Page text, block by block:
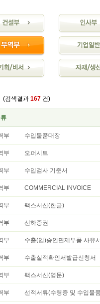
(검색결과 167 건)
부 수입물품대장
부 오퍼시트
부 수입검사 기준서
부 COMMERCIAL INVOICE
부 팩스서신(한글)
부 선하증권
부 수출(입)승인면제부품 사유
부 수출실적확인서발급신청서
부 팩스서신(영문)
부 선적서류(수령증 및 수입물